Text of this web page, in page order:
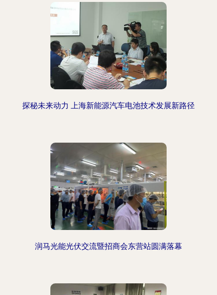
探秘未来动力 上海新能源汽车电池技术发展新路径
润马光能光伏交流暨招商会东营站圆满落幕